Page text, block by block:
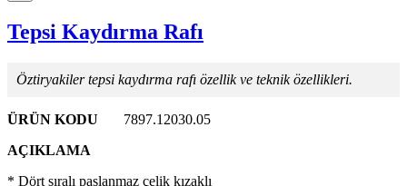
Tepsi Kaydırma Rafı
Öztiryakiler tepsi kaydırma rafı özellik ve teknik özellikleri.
ÜRÜN KODU
7897.12030.05
AÇIKLAMA
* Dört sıralı paslanmaz çelik kızaklı